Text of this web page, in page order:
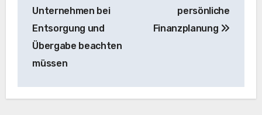
Unternehmen bei
Entsorgung und
Übergabe beachten
müssen
persönliche
Finanzplanung